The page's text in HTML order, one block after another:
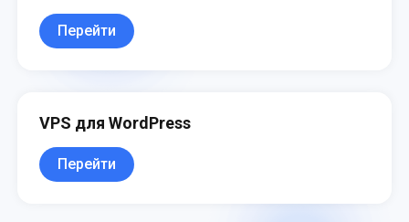
Перейти
VPS для WordPress
Перейти